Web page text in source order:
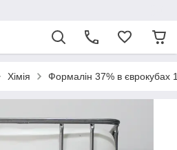
Хімія Формалін 37% в єврокубах